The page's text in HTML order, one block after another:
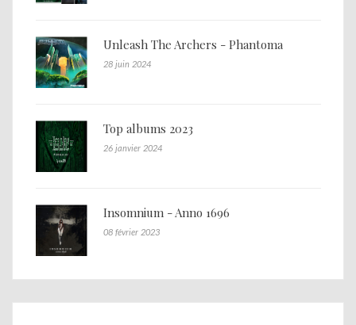
Unleash The Archers - Phantoma
28 juin 2024
Top albums 2023
26 janvier 2024
Insomnium - Anno 1696
08 février 2023